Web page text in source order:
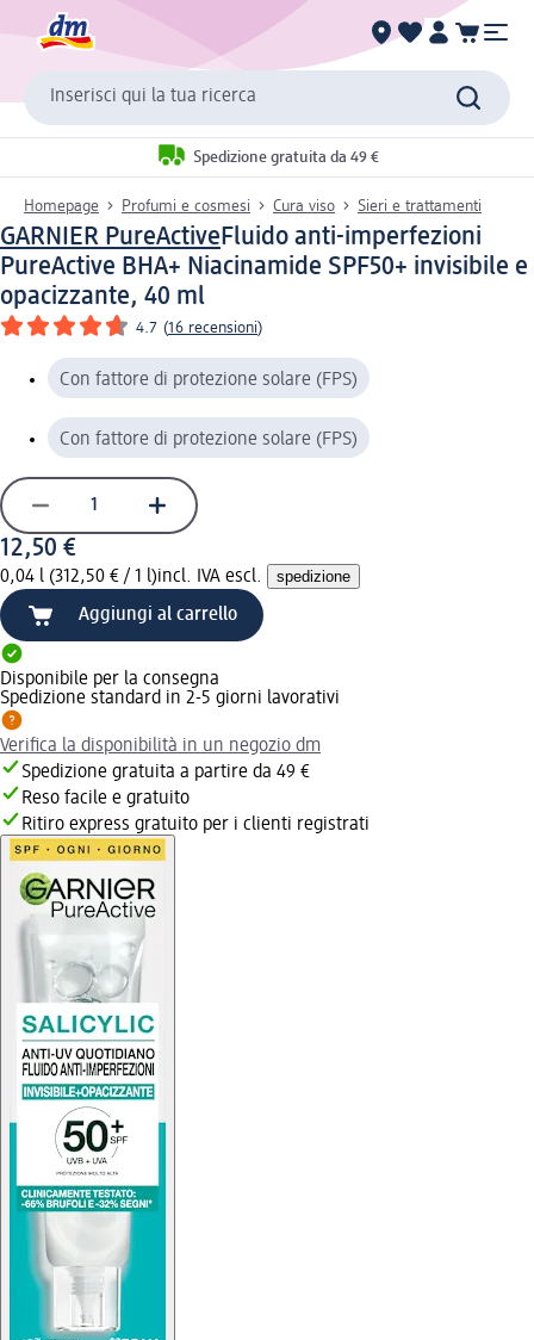
Inserisci qui la tua ricerca
Spedizione gratuita da 49 €
Homepage Profumi e cosmesi Cura viso Sieri e trattamenti
GARNIER PureActiveFluido anti-imperfezioni
PureActive BHA+ Niacinamide SPF50+ invisibile e
opacizzante, 40 ml
4.7 (16 recensioni)
Con fattore di protezione solare (FPS)
Con fattore di protezione solare (FPS)
12,50 €
0,04 l (312,50 € / 1 l)incl. IVA escl. spedizione
Aggiungi al carrello
Disponibile per la consegna
Spedizione standard in 2-5 giorni lavorativi
Verifica la disponibilità in un negozio dm
Spedizione gratuita a partire da 49 €
Reso facile e gratuito
Ritiro express gratuito per i clienti registrati